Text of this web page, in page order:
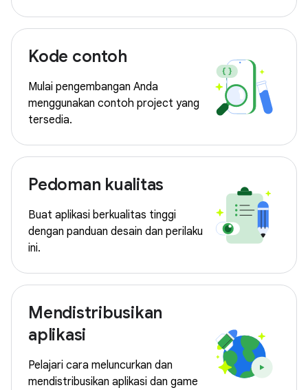
Kode contoh
Mulai pengembangan Anda
menggunakan contoh project yang
tersedia.
Pedoman kualitas
Buat aplikasi berkualitas tinggi
dengan panduan desain dan perilaku
ini.
Mendistribusikan
aplikasi
Pelajari cara meluncurkan dan
mendistribusikan aplikasi dan game